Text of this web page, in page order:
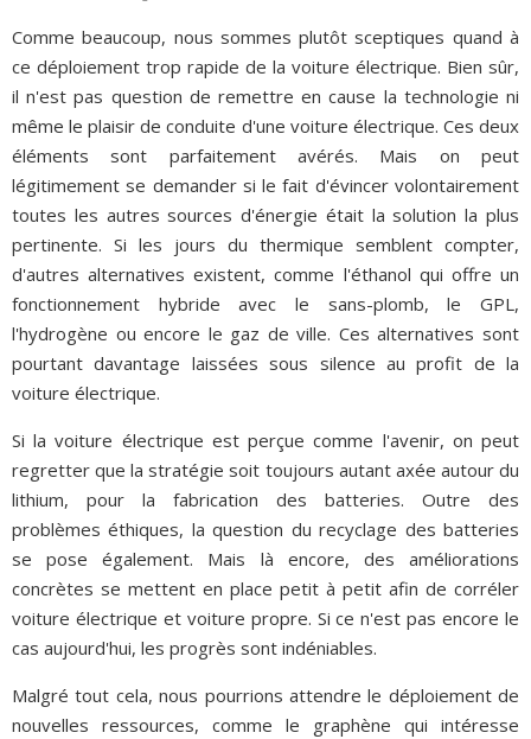
Comme beaucoup, nous sommes plutôt sceptiques quand à
ce déploiement trop rapide de la voiture électrique. Bien sûr,
il n'est pas question de remettre en cause la technologie ni
même le plaisir de conduite d'une voiture électrique. Ces deux
éléments sont parfaitement avérés. Mais on peut
légitimement se demander si le fait d'évincer volontairement
toutes les autres sources d'énergie était la solution la plus
pertinente. Si les jours du thermique semblent compter,
d'autres alternatives existent, comme l'éthanol qui offre un
fonctionnement hybride avec le sans-plomb, le GPL,
l'hydrogène ou encore le gaz de ville. Ces alternatives sont
pourtant davantage laissées sous silence au profit de la
voiture électrique.
Si la voiture électrique est perçue comme l'avenir, on peut
regretter que la stratégie soit toujours autant axée autour du
lithium, pour la fabrication des batteries. Outre des
problèmes éthiques, la question du recyclage des batteries
se pose également. Mais là encore, des améliorations
concrètes se mettent en place petit à petit afin de corréler
voiture électrique et voiture propre. Si ce n'est pas encore le
cas aujourd'hui, les progrès sont indéniables.
Malgré tout cela, nous pourrions attendre le déploiement de
nouvelles ressources, comme le graphène qui intéresse